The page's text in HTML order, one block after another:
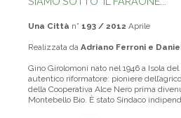
SIAMO SOTTO IL FARAONE...
Una Città n° 193 / 2012 Aprile
Realizzata da Adriano Ferroni e
Gino Girolomoni nato nel 1946 a Isola
autentico riformatore: pioniere
della Cooperativa Alce Nero prima
Montebello Bio. È stato Sindaco